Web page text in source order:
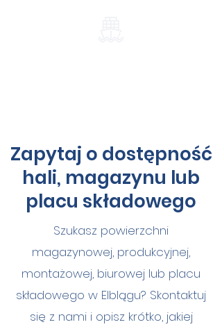
Zapytaj o dostępność
hali, magazynu lub
placu składowego
Szukasz powierzchni
magazynowej, produkcyjnej,
montażowej, biurowej lub placu
składowego w Elblągu? Skontaktuj
się z nami i opisz krótko, jakiej